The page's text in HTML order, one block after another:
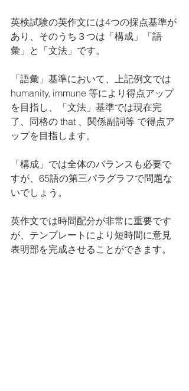
英検試験の英作文には4つの採点基準が
あり、そのうち３つは「構成」「語
彙」と「文法」です。
「語彙」基準において、上記例文では
humanity, immune 等により得点アップ
を目指し、「文法」基準では現在完
了、同格の that 、関係副詞等 で得点ア
ップを目指します。
「構成」では全体のバランスも必要で
すが、65語の第三パラグラフで問題な
いでしょう。
英作文では時間配分が非常に重要です
が、テンプレートにより短時間に意見
表明部を完成させることができます。